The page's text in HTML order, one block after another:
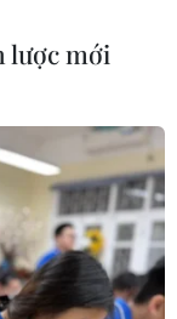
lược mới